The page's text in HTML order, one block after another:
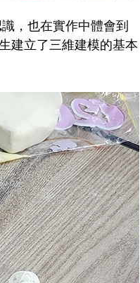
，也在實作中體會到
建立了三維建模的基本